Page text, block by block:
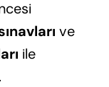
ve
ile